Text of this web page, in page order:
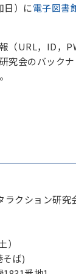
日）に電子図書
（URL，ID，
究会のバック
クション研究
ば)